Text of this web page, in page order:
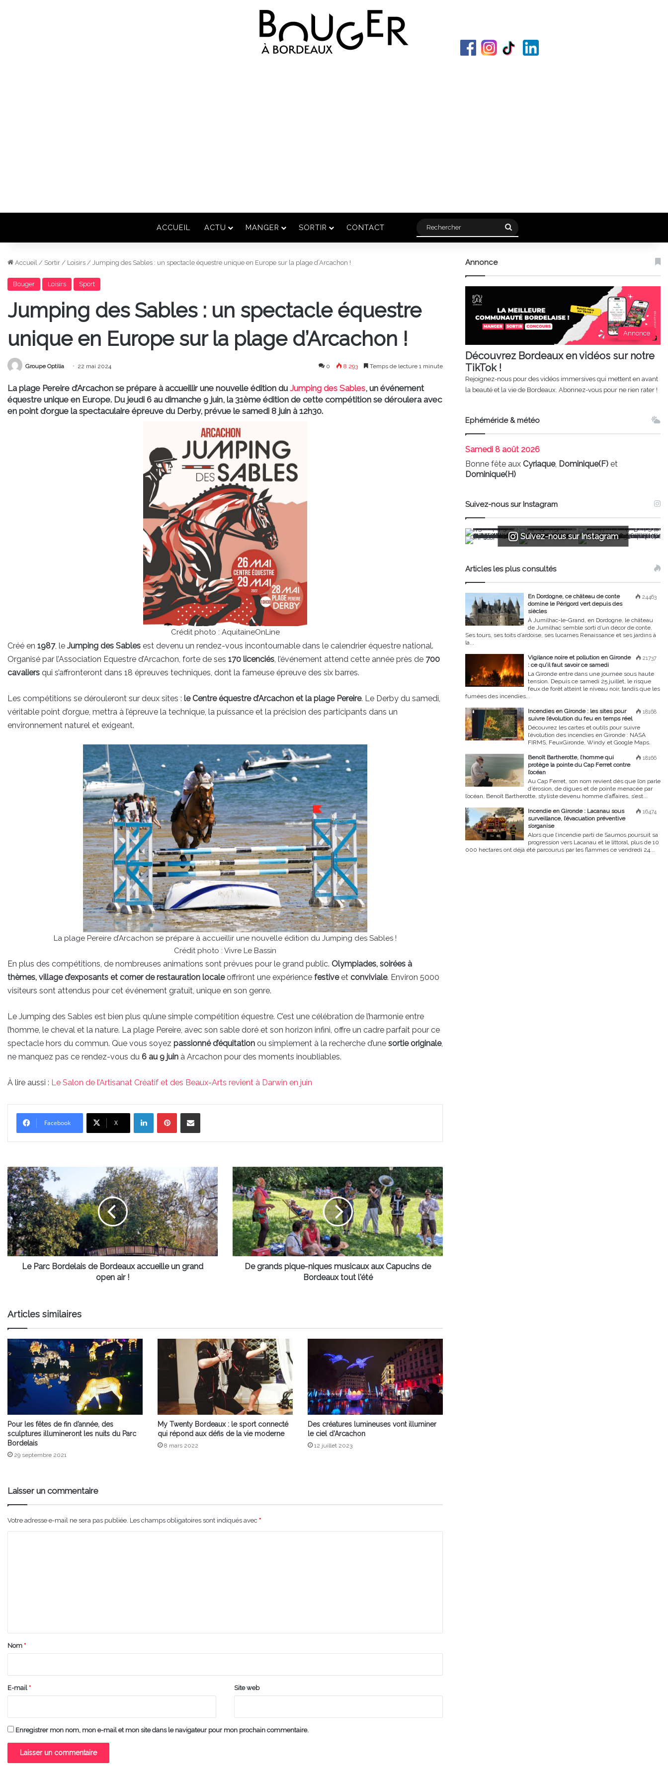
ACCUEIL ACTU MANGER SORTIR CONTACT Rechercher
Accueil / Sortir / Loisirs / Jumping des Sables : un spectacle équestre unique en Europe sur la plage d’Arcachon !
Bouger Loisirs Sport
Jumping des Sables : un spectacle équestre
unique en Europe sur la plage d’Arcachon !
Groupe Optilia 22 mai 2024 0 8 293 Temps de lecture 1 minute
La plage Pereire d’Arcachon se prépare à accueillir une nouvelle édition du Jumping des Sables, un événement
équestre unique en Europe. Du jeudi 6 au dimanche 9 juin, la 31ème édition de cette compétition se déroulera avec
en point d’orgue la spectaculaire épreuve du Derby, prévue le samedi 8 juin à 12h30.
Crédit photo : AquitaineOnLine
Créé en 1987, le Jumping des Sables est devenu un rendez-vous incontournable dans le calendrier équestre national.
Organisé par l’Association Equestre d’Arcachon, forte de ses 170 licenciés, l’événement attend cette année près de 700
cavaliers qui s’affronteront dans 18 épreuves techniques, dont la fameuse épreuve des six barres.
Les compétitions se dérouleront sur deux sites : le Centre équestre d’Arcachon et la plage Pereire. Le Derby du samedi,
véritable point d’orgue, mettra à l’épreuve la technique, la puissance et la précision des participants dans un
environnement naturel et exigeant.
La plage Pereire d’Arcachon se prépare à accueillir une nouvelle édition du Jumping des Sables !
Crédit photo : Vivre Le Bassin
En plus des compétitions, de nombreuses animations sont prévues pour le grand public. Olympiades, soirées à
thèmes, village d’exposants et corner de restauration localeoffriront une expérience festiveet conviviale. Environ 5000
visiteurs sont attendus pour cet événement gratuit, unique en son genre.
Le Jumping des Sables est bien plus qu’une simple compétition équestre. C’est une célébration de l’harmonie entre
l’homme, le cheval et la nature. La plage Pereire, avec son sable doré et son horizon infini, offre un cadre parfait pour ce
spectacle hors du commun. Que vous soyez passionné d’équitation ou simplement à la recherche d’une sortie originale,
ne manquez pas ce rendez-vous du 6 au 9 juin à Arcachon pour des moments inoubliables.
À lire aussi : Le Salon de l’Artisanat Créatif et des Beaux-Arts revient à Darwin en juin
Facebook X
LinkedinPinterestPartager par email
Le
Parc
Bordelais
de
Bordeaux
accueille
un
grand
open
Le Parc Bordelais de Bordeaux accueille un grand
open air !
De
grands
pique-
niques
musicaux
aux
Capucins
de
Bordeaux
De grands pique-niques musicaux aux Capucins de
Bordeaux tout l'été
Articles similaires
Pour les fêtes de fin d’année, des
sculptures illumineront les nuits du Parc
Bordelais
29 septembre 2021
My Twenty Bordeaux : le sport connecté
qui répond aux défis de la vie moderne
8 mars 2022
Des créatures lumineuses vont illuminer
le ciel d’Arcachon
12 juillet 2023
Laisser un commentaire
Votre adresse e-mail ne sera pas publiée. Les champs obligatoires sont indiqués avec *
a
e
Nom *
E-mail * Site web
Enregistrer mon nom, mon e-mail et mon site dans le navigateur pour mon prochain commentaire.
Annonce
Annonce
Découvrez Bordeaux en vidéos sur notre
TikTok !
Rejoignez-nous pour des vidéos immersives qui mettent en avant
la beauté et la vie de Bordeaux. Abonnez-vous pour ne rien rater !
Ephéméride & météo
Samedi 8 août 2026
Bonne fête auxCyriaque, Dominique(F) et
Dominique(H)
Suivez-nous sur Instagram
Suivez-nous sur Instagram
Articles les plus consultés
24463
En Dordogne, ce château de conte
domine le Périgord vert depuis des
siècles
À Jumilhac-le-Grand, en Dordogne, le château
de Jumilhac semble sorti d’un décor de conte.
Ses tours, ses toits d’ardoise, ses lucarnes Renaissance et ses jardins à
la...
21737
Vigilance noire et pollution en Gironde
: ce qu’il faut savoir ce samedi
La Gironde entre dans une journée sous haute
tension. Depuis ce samedi 25 juillet, le risque
feux de forêt atteint le niveau noir, tandis que les
fumées des incendies...
18168
Incendies en Gironde : les sites pour
suivre l’évolution du feu en temps réel
Découvrez les cartes et outils pour suivre
l’évolution des incendies en Gironde : NASA
FIRMS, FeuxGironde, Windy et Google Maps.
18166
Benoît Bartherotte, l’homme qui
protège la pointe du Cap Ferret contre
l’océan
Au Cap Ferret, son nom revient dès que l’on parle
d’érosion, de digues et de pointe menacée par
l’océan. Benoît Bartherotte, styliste devenu homme d’affaires, s’est...
16474
Incendie en Gironde : Lacanau sous
surveillance, l’évacuation préventive
s’organise
Alors que l’incendie parti de Saumos poursuit sa
progression vers Lacanau et le littoral, plus de 10
000 hectares ont déjà été parcourus par les flammes ce vendredi 24...